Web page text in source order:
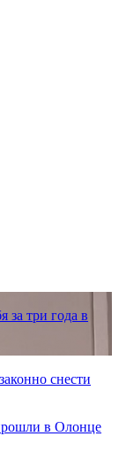
за три года в
снести
в Олонце